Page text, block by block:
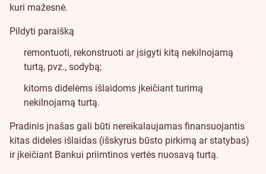
kuri mažesnė.
Pildyti paraišką
remontuoti, rekonstruoti ar įsigyti kitą nekilnojamą
turtą, pvz., sodybą;
kitoms didelėms išlaidoms įkeičiant turimą
nekilnojamą turtą.
Pradinis įnašas gali būti nereikalaujamas finansuojantis
kitas dideles išlaidas (išskyrus būsto pirkimą ar statybas)
ir įkeičiant Bankui priimtinos vertės nuosavą turtą.